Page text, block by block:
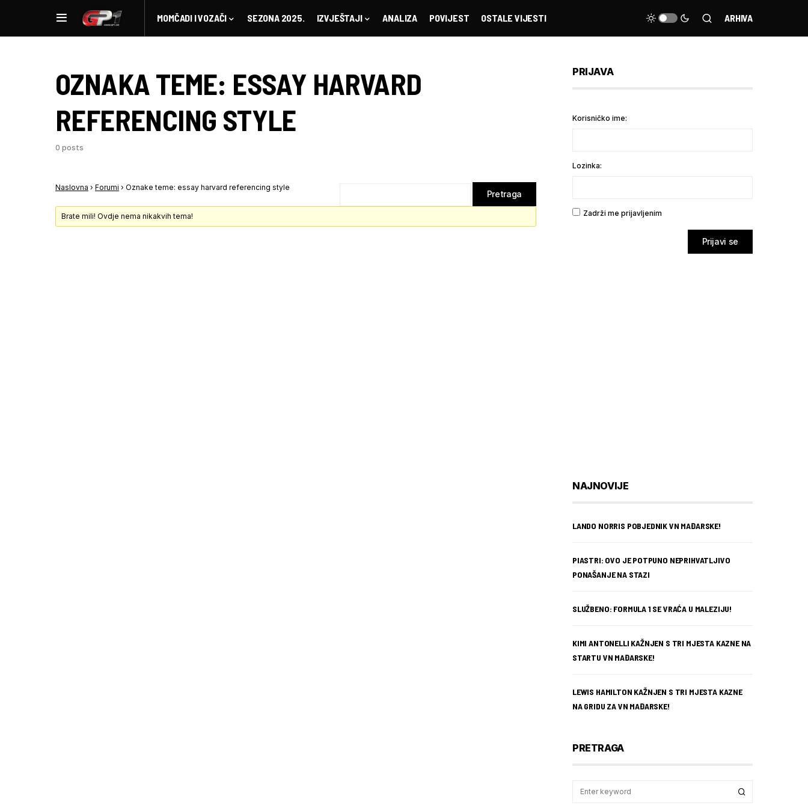
MOMČADI I VOZAČI SEZONA 2025. IZVJEŠTAJI ANALIZA POVIJEST OSTALE VIJESTI ARHIVA
OZNAKA TEME: ESSAY HARVARD
REFERENCING STYLE
0 posts
Naslovna › Forumi › Oznake teme: essay harvard referencing style
Brate mili! Ovdje nema nikakvih tema!
PRIJAVA
Korisničko ime:
Lozinka:
Zadrži me prijavljenim
Prijavi se
NAJNOVIJE
LANDO NORRIS POBJEDNIK VN MAĐARSKE!
PIASTRI: OVO JE POTPUNO NEPRIHVATLJIVO
PONAŠANJE NA STAZI
SLUŽBENO: FORMULA 1 SE VRAĆA U MALEZIJU!
KIMI ANTONELLI KAŽNJEN S TRI MJESTA KAZNE NA
STARTU VN MAĐARSKE!
LEWIS HAMILTON KAŽNJEN S TRI MJESTA KAZNE
NA GRIDU ZA VN MAĐARSKE!
PRETRAGA